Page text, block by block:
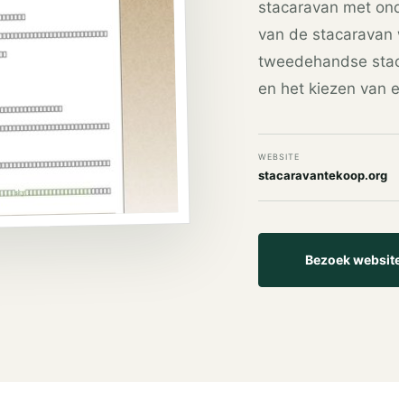
stacaravan met
van de
tweedehandse
en het kiezen van
WEBSITE
stacaravantekoop.org
Bezoek